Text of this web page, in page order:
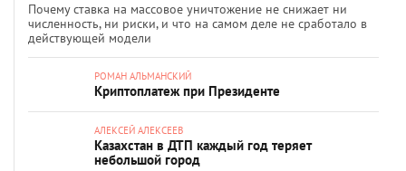
Почему ставка на массовое уничтожение не снижает ни
численность, ни риски, и что на самом деле не сработало в
действующей модели
РОМАН АЛЬМАНСКИЙ
Криптоплатеж при Президенте
АЛЕКСЕЙ АЛЕКСЕЕВ
Казахстан в ДТП каждый год теряет
небольшой город